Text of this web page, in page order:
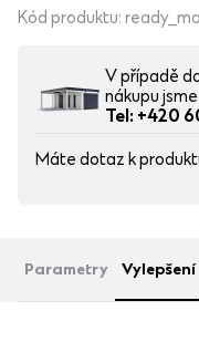
Kód produktu:
V případě
nákupu
Tel: +420
Máte dotaz k
Parametry Vylepšení